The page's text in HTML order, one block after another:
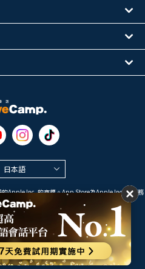
日本語
Apple Inc. 的商標。App Store為Apple Inc. 的服務
標誌。
LLC 的商標。
線上英語會話
All Rights Reserved.